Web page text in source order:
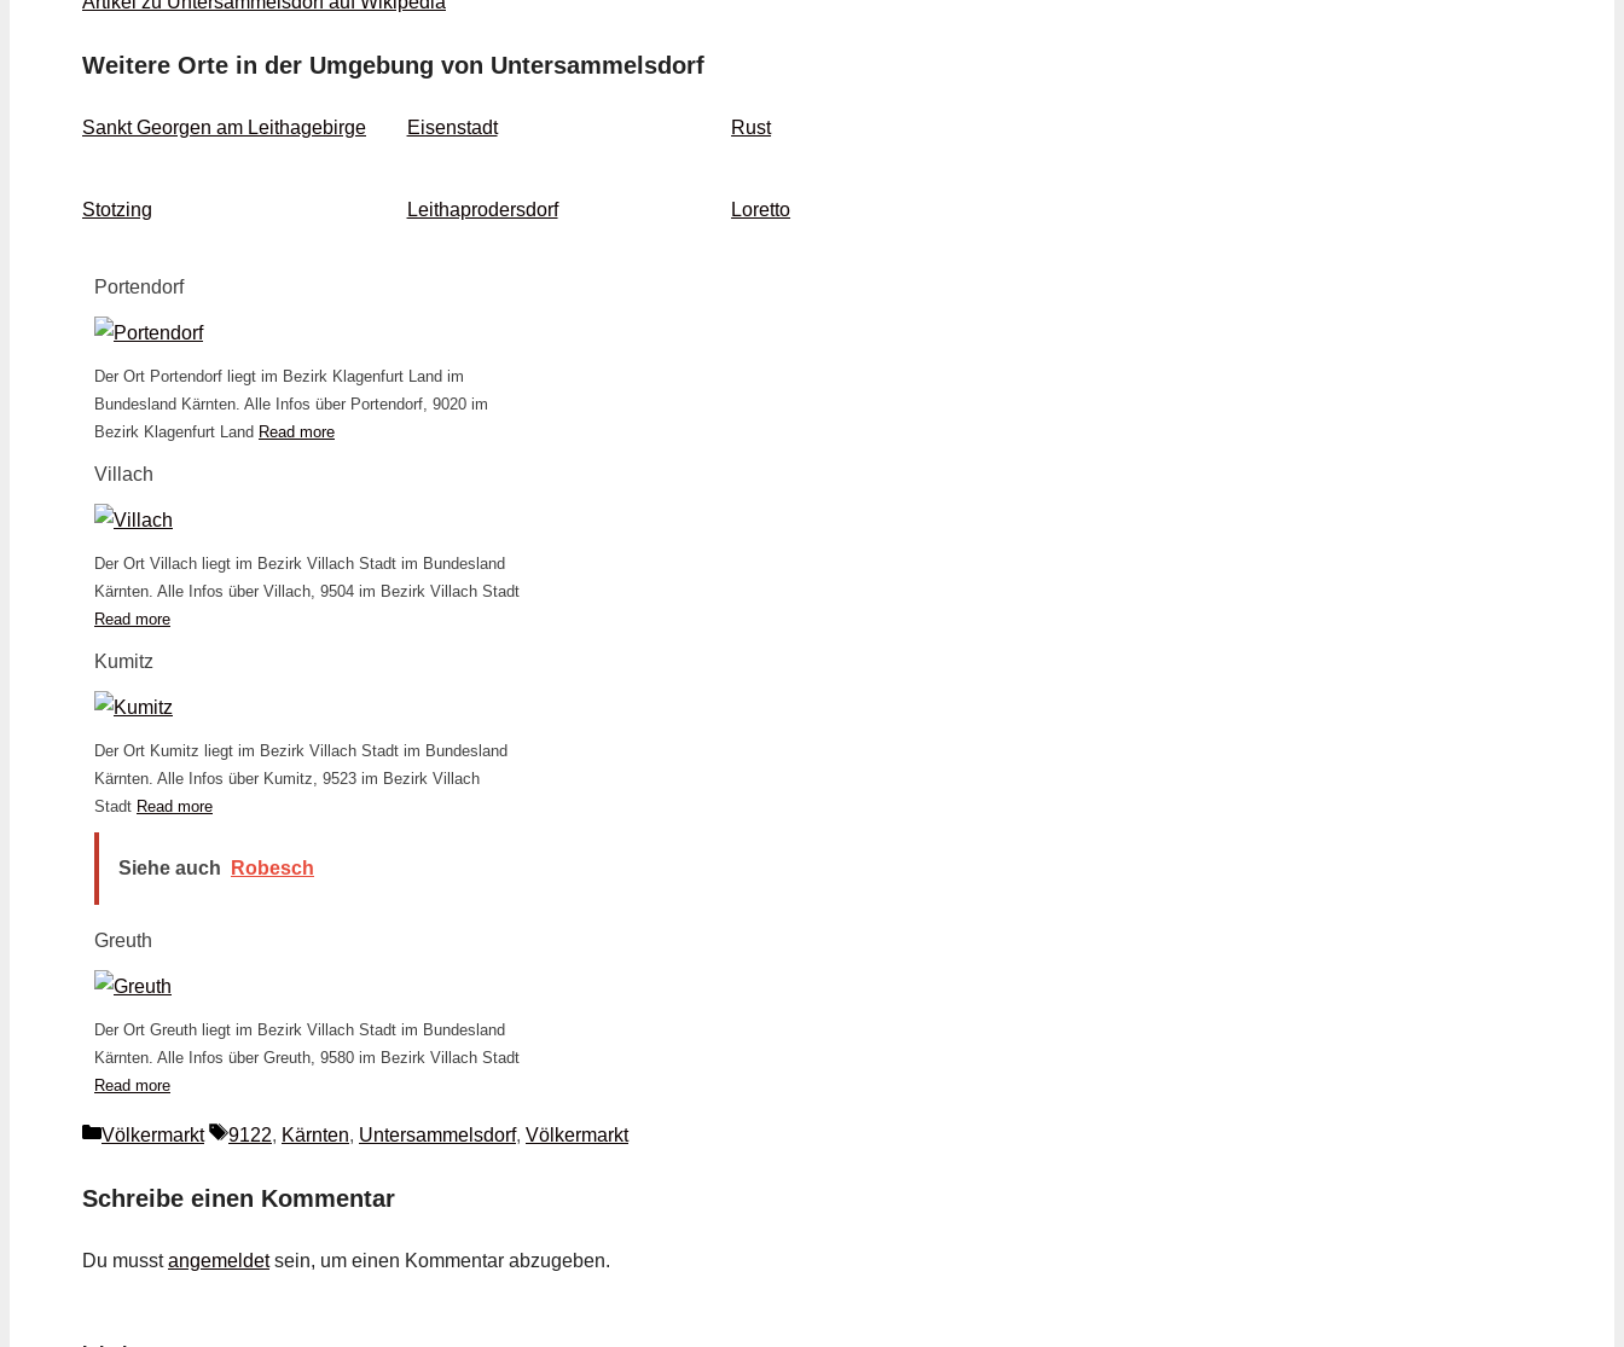
Weitere Orte in der Umgebung von Untersammelsdorf
Sankt Georgen am Leithagebirge Eisenstadt Rust
Stotzing Leithaprodersdorf Loretto
Portendorf
Der Ort Portendorf liegt im Bezirk Klagenfurt Land im
Bundesland Kärnten. Alle Infos über Portendorf, 9020 im
Bezirk Klagenfurt Land Read more
Villach
Der Ort Villach liegt im Bezirk Villach Stadt im Bundesland
Kärnten. Alle Infos über Villach, 9504 im Bezirk Villach Stadt
Read more
Kumitz
Der Ort Kumitz liegt im Bezirk Villach Stadt im Bundesland
Kärnten. Alle Infos über Kumitz, 9523 im Bezirk Villach
Stadt Read more
Siehe auch Robesch
Greuth
Der Ort Greuth liegt im Bezirk Villach Stadt im Bundesland
Kärnten. Alle Infos über Greuth, 9580 im Bezirk Villach Stadt
Read more
Kategorien
Völkermarkt Schlagwörter
9122, Kärnten, Untersammelsdorf, Völkermarkt
Schreibe einen Kommentar
Du musstangemeldetsein, um einen Kommentar abzugeben.